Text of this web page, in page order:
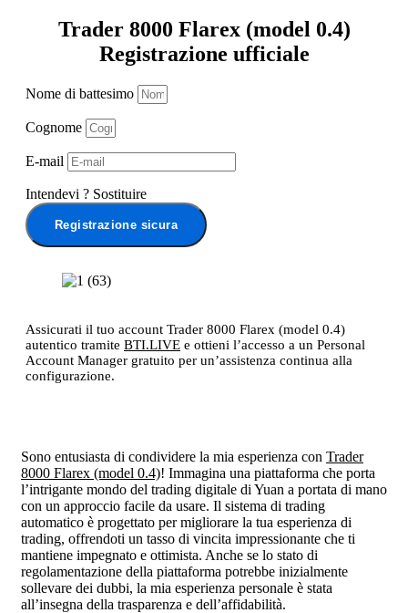
Trader 8000 Flarex (model 0.4)
Registrazione ufficiale
Assicurati il tuo account Trader 8000 Flarex (model 0.4)
autentico tramite BTI.LIVE e ottieni l’accesso a un Personal
Account Manager gratuito per un’assistenza continua alla
configurazione.
Nome di battesimo
Cognome
E-mail
Intendevi ? Sostituire
Registrazione sicura
Sono entusiasta di condividere la mia esperienza con Trader
8000 Flarex (model 0.4)! Immagina una piattaforma che porta
l’intrigante mondo del trading digitale di Yuan a portata di mano
con un approccio facile da usare. Il sistema di trading
automatico è progettato per migliorare la tua esperienza di
trading, offrendoti un tasso di vincita impressionante che ti
mantiene impegnato e ottimista. Anche se lo stato di
regolamentazione della piattaforma potrebbe inizialmente
sollevare dei dubbi, la mia esperienza personale è stata
all’insegna della trasparenza e dell’affidabilità.